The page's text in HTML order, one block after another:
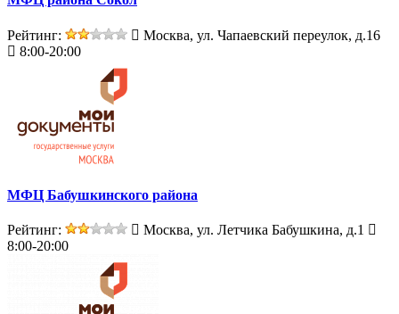
Рейтинг:
Москва, ул. Чапаевский переулок, д.16
8:00-20:00
МФЦ Бабушкинского района
Рейтинг:
Москва, ул. Летчика Бабушкина, д.1
8:00-20:00